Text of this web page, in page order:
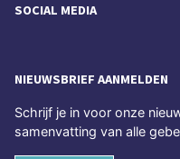
SOCIAL MEDIA
NIEUWSBRIEF AANMELDEN
Schrijf je in voor onze
samenvatting van alle